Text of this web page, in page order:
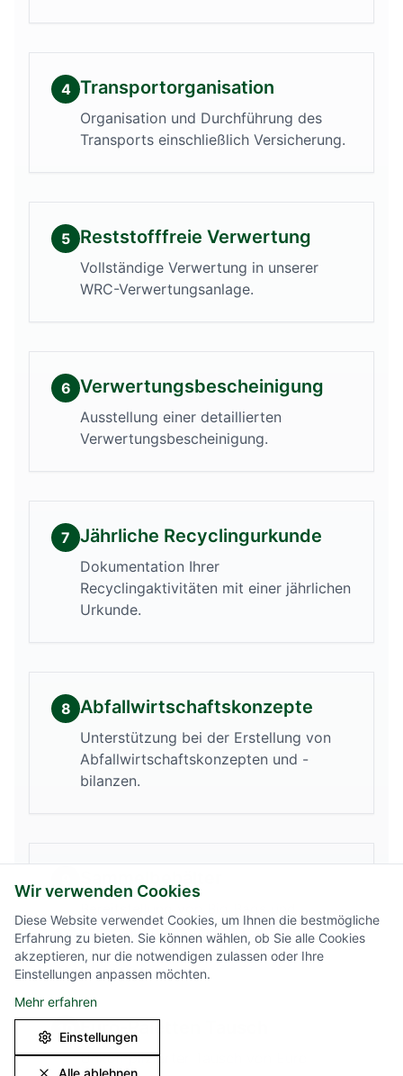
4 Transportorganisation
Organisation und Durchführung des
Transports einschließlich Versicherung.
5 Reststofffreie Verwertung
Vollständige Verwertung in unserer
WRC-Verwertungsanlage.
6 Verwertungsbescheinigung
Ausstellung einer detaillierten
Verwertungsbescheinigung.
7 Jährliche Recyclingurkunde
Dokumentation Ihrer
Recyclingaktivitäten mit einer jährlichen
Urkunde.
8 Abfallwirtschaftskonzepte
Unterstützung bei der Erstellung von
Abfallwirtschaftskonzepten und -
bilanzen.
Mietmulden nach Bedarf.
10 Euro-Paletten Tausch
Unkomplizierter Tausch von Euro-
Wir verwenden Cookies
Diese Website verwendet Cookies, um Ihnen die bestmögliche
Erfahrung zu bieten. Sie können wählen, ob Sie alle Cookies
akzeptieren, nur die notwendigen zulassen oder Ihre
Einstellungen anpassen möchten.
Mehr erfahren
Einstellungen
Alle ablehnen